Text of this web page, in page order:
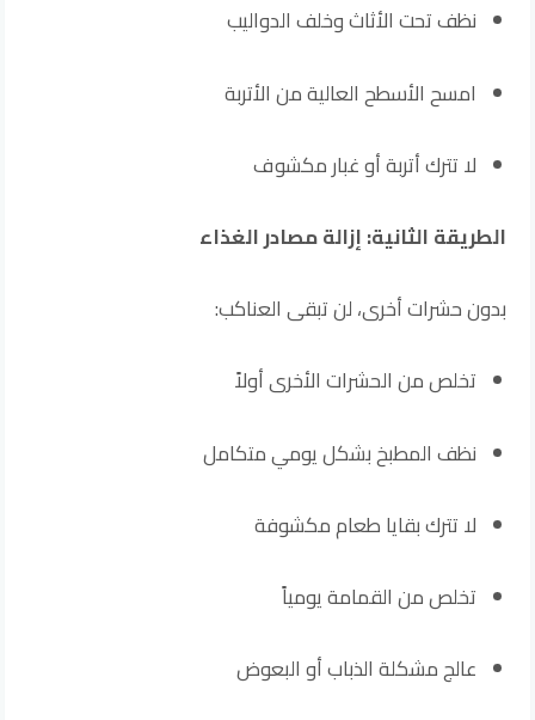
نظف تحت الأثاث وخلف الدواليب
امسح الأسطح العالية من الأتربة
لا تترك أتربة أو غبار مكشوف
الطريقة الثانية: إزالة مصادر الغذاء
بدون حشرات أخرى، لن تبقى العناكب:
تخلص من الحشرات الأخرى أولاً
نظف المطبخ بشكل يومي متكامل
لا تترك بقايا طعام مكشوفة
تخلص من القمامة يومياً
عالج مشكلة الذباب أو البعوض